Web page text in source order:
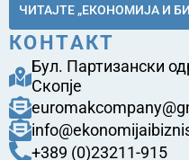
ЧИТАЈТЕ „ЕКОНОМИЈА И
КОНТАКТ
Бул. Партизански
Скопје
+389 (0)23211-915